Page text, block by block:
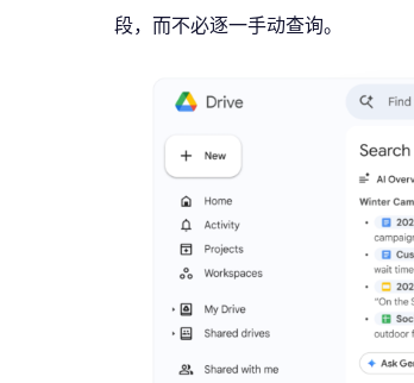
段，而不必逐一手动查询。